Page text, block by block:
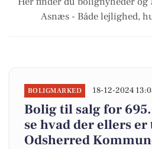
Asnæs - Både lejlighed,
BOLIGMARKED 18-12-2024
Bolig til salg for
se hvad der ellers
Odsherred